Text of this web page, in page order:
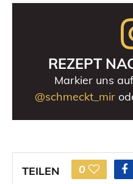
REZEPT
Markier uns
@schmeckt_mir
TEILEN 0